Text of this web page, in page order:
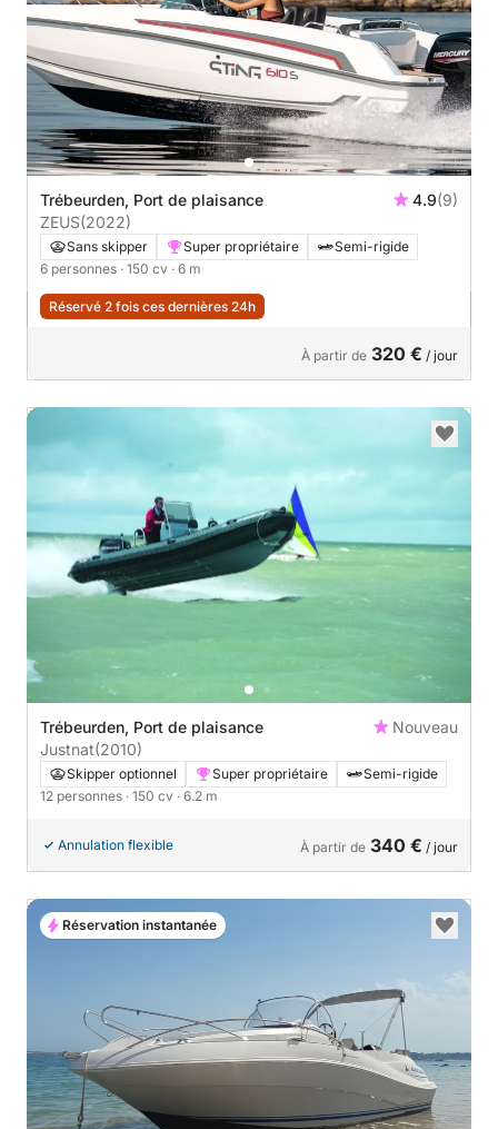
Trébeurden, Port de plaisance 4.9(9)
ZEUS(2022)
Sans skipper Super propriétaire
Semi-rigide
6 personnes · 150 cv · 6 m
Réservé 2 fois ces dernières 24h
À partir de 320 € / jour
Trébeurden, Port de plaisance
Nouveau
Justnat(2010)
Skipper optionnel Super propriétaire
Semi-rigide
12 personnes · 150 cv · 6.2 m
Annulation flexible À partir de 340 € / jour
Réservation instantanée